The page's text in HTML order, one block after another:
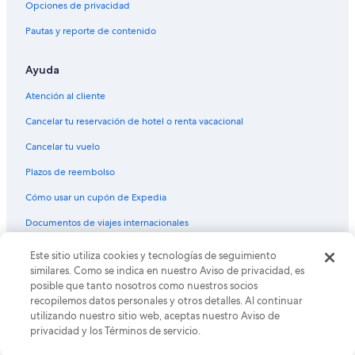
Posadas en Los Andes
Hoteles con casino en Ecuador
Hoteles de golf en Ecuador
Hoteles con spa en Ecuador
Hoteles todo incluido en Ecuador
Hoteles en la playa en Ecuador
Hoteles familiares en Ecuador
Hoteles románticos en Ecuador
Hoteles baratos en Ecuador
Opciones de privacidad
Pautas y reporte de contenido
Ayuda
Atención al cliente
Cancelar tu reservación de hotel o renta vacacional
Cancelar tu vuelo
Plazos de reembolso
Cómo usar un cupón de Expedia
Documentos de viajes internacionales
© 2026 Expedia, Inc., una empresa de Expedia Group. Todos los
derechos reservados. Expedia y el logo de Expedia son marcas
registradas o marcas comerciales de Expedia, Inc. CST# 2029030-50.
Este sitio utiliza cookies y tecnologías de seguimiento
similares. Como se indica en nuestro Aviso de privacidad, es
posible que tanto nosotros como nuestros socios
recopilemos datos personales y otros detalles. Al continuar
utilizando nuestro sitio web, aceptas nuestro Aviso de
privacidad y los Términos de servicio.